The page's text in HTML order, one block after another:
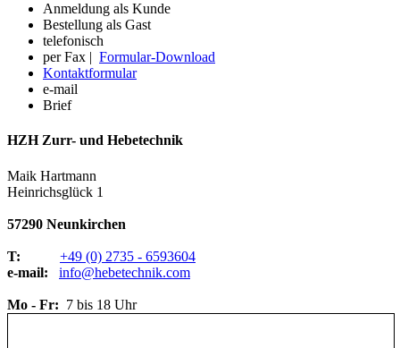
Anmeldung als Kunde
Bestellung als Gast
telefonisch
per Fax | Formular-Download
Kontaktformular
e-mail
Brief
HZH Zurr- und Hebetechnik
Maik Hartmann
Heinrichsglück 1
57290 Neunkirchen
T: +49 (0) 2735 - 6593604
e-mail: info@hebetechnik.com
Mo - Fr: 7 bis 18 Uhr